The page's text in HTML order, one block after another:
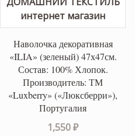
Наволочка декоративная
«ILIA» (зеленый) 47х47см.
Состав: 100% Хлопок.
Производитель: ТМ
«Luxberry» («Люксберри»),
Португалия
1,550₽